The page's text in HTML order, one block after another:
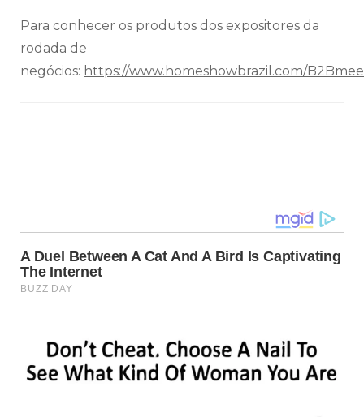
Para conhecer os produtos dos expositores da
rodada de
negócios: https://www.homeshowbrazil.com/
post